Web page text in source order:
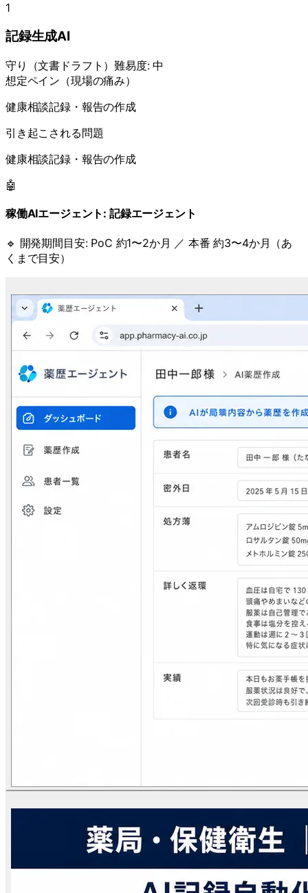
1
記録生成AI
守り （文書ドラフト ）難易度:中
想定ペイン（現場の痛み）
健康相談記録・報告の作成
引き起こされる問題
健康相談記録・報告の作成
🤖
稼働AIエージェント: 記録エージェント
🔹 開発期間目安: PoC 約1〜2か月 ／ 本番 約3〜4か月（あ
くまで目安）